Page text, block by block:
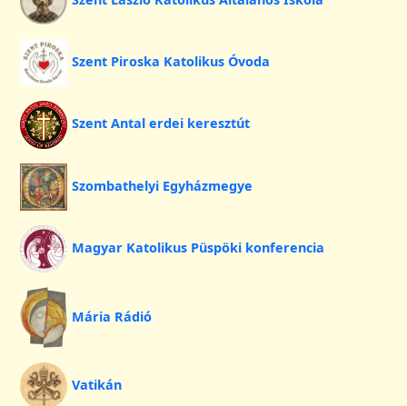
Szent Piroska Katolikus Óvoda
Szent Antal erdei keresztút
Szombathelyi Egyházmegye
Magyar Katolikus Püspöki konferencia
Mária Rádió
Vatikán